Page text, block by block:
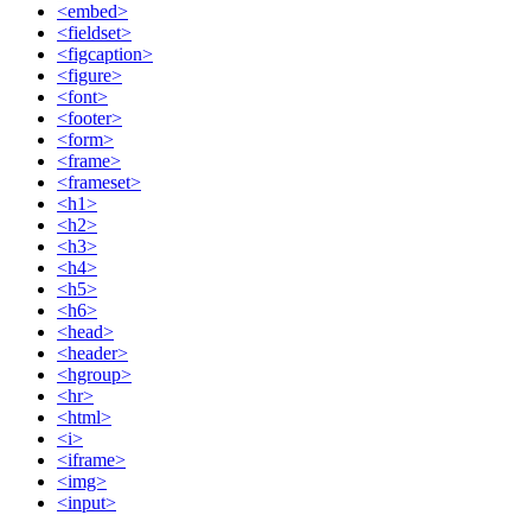
<embed>
<fieldset>
<figcaption>
<figure>
<font>
<footer>
<form>
<frame>
<frameset>
<h1>
<h2>
<h3>
<h4>
<h5>
<h6>
<head>
<header>
<hgroup>
<hr>
<html>
<i>
<iframe>
<img>
<input>